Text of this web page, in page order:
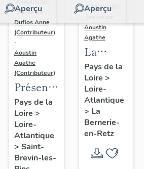
Aperçu
Réalisé par
Duflos Anne
(Contributeur)
-
Aoustin
Agathe
(Contributeur)
Présentation
de la
commune
de Saint-
Brevin-
les-Pins
Pays de la
Loire >
Loire-
Atlantique
> Saint-
Brevin-les-
Aperçu
IA44005000 |
Aoustin
Agathe
La
Bernerie-
en-Retz :
de la
commune
Pays de la
Loire >
Loire-
Atlantique
> La
Bernerie-
en-Retz